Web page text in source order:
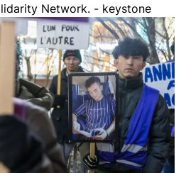
Network. - keystone